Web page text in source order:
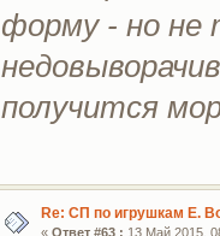
форму - но не
получится
Re: СП по игрушкам Е.
« Ответ #63 : 13 Май 2015,